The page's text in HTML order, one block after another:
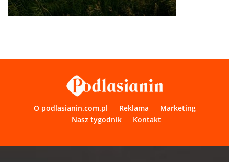
O podlasianin.com.pl Reklama
Marketing
Nasz tygodnik
Kontakt